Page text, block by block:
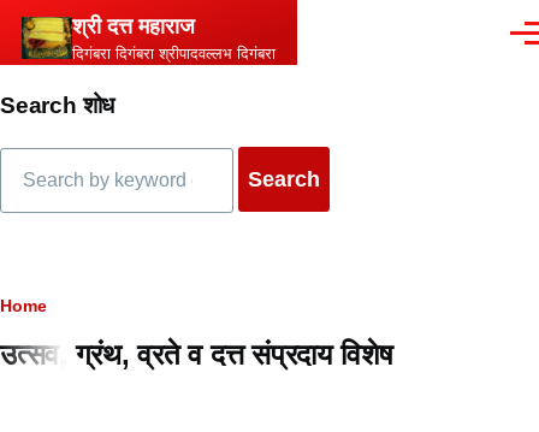
Skip to main content
श्री दत्त महाराज
दिगंबरा दिगंबरा श्रीपादवल्लभ दिगंबरा
Search शोध
Breadcrumb
Home
उत्सव, ग्रंथ, व्रते व दत्त संप्रदाय विशेष